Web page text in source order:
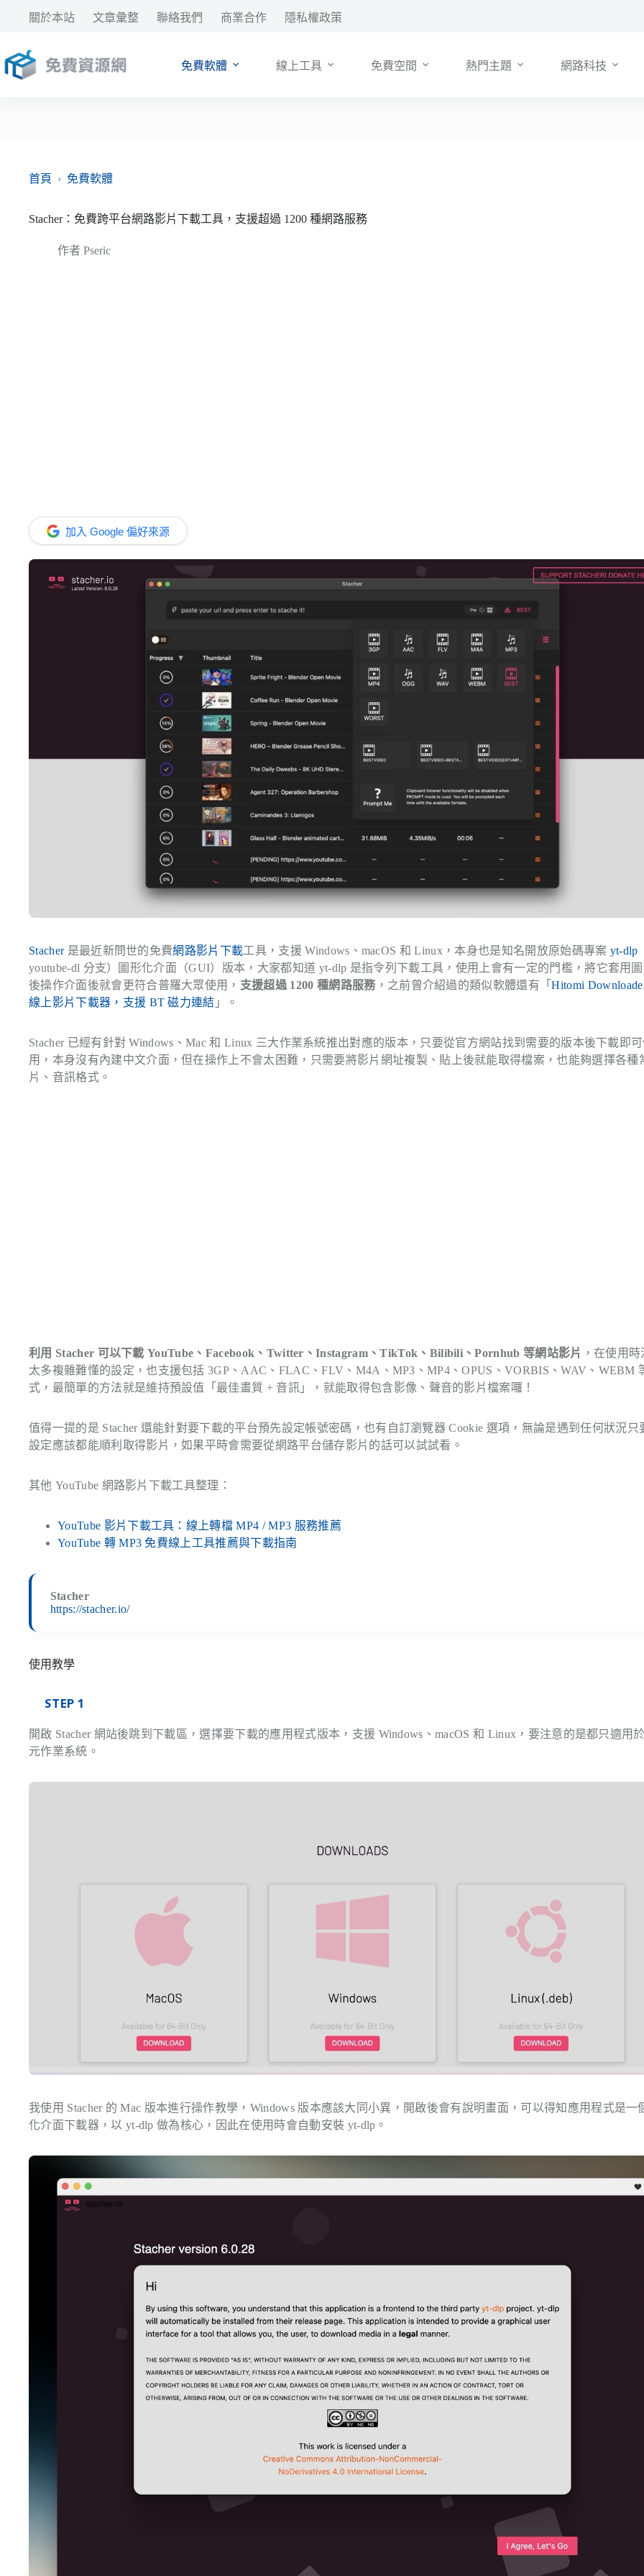
要
內
關於本站 文章彙整 聯絡我們 商業合作 隱私權政策
免費軟體 線上工具 免費空間 熱門主題 網路科技
首頁 › 免費軟體
Stacher：免費跨平台網路影片下載工具，支援超過 1200 種網路服務
作者 Pseric
加入 Google 偏好來源
Stacher是最近新問世的免費網路影片下載工具，支援 Windows、macOS 和 Linux，本身也是知名開放原始碼專案 yt-dlp
youtube-dl 分支）圖形化介面（GUI）版本，大家都知道 yt-dlp 是指令列下載工具，使用上會有一定的門檻，將它套用
後操作介面後就會更符合普羅大眾使用， 支援超過 1200 種網路服務 ，之前曾介紹過的類似軟體還有「Hitomi
線上影片下載器，支援 BT 磁力連結 」。
Stacher 已經有針對 Windows、Mac 和 Linux 三大作業系統推出對應的版本，只要從官方網站找到需要的版本後下載即
用，本身沒有內建中文介面，但在操作上不會太困難，只需要將影片網址複製、貼上後就能取得檔案，也能夠選擇各種
片、音訊格式。
利用 Stacher 可以下載 YouTube、Facebook、Twitter、Instagram、TikTok、Bilibili、Pornhub 等網站影片 ，在使用
太多複雜難懂的設定，也支援包括 3GP、AAC、FLAC、FLV、M4A、MP3、MP4、OPUS、VORBIS、WAV、WEBM
式，最簡單的方法就是維持預設值「最佳畫質 + 音訊」，就能取得包含影像、聲音的影片檔案囉！
值得一提的是 Stacher 還能針對要下載的平台預先設定帳號密碼，也有自訂瀏覽器 Cookie 選項，無論是遇到任何狀況只
設定應該都能順利取得影片，如果平時會需要從網路平台儲存影片的話可以試試看。
其他 YouTube 網路影片下載工具整理：
YouTube 影片下載工具：線上轉檔 MP4 / MP3 服務推薦
YouTube 轉 MP3 免費線上工具推薦與下載指南
Stacher
https://stacher.io/
使用教學
STEP 1
開啟 Stacher 網站後跳到下載區，選擇要下載的應用程式版本，支援 Windows、macOS 和 Linux，要注意的是都只適用
元作業系統。
我使用 Stacher 的 Mac 版本進行操作教學，Windows 版本應該大同小異，開啟後會有說明畫面，可以得知應用程式是一
化介面下載器，以 yt-dlp 做為核心，因此在使用時會自動安裝 yt-dlp。